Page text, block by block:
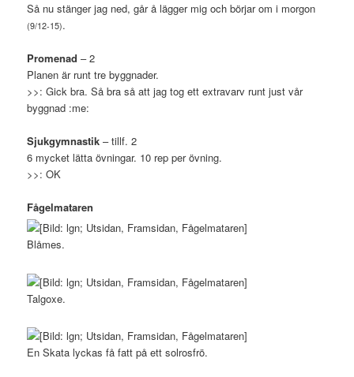
Så nu stänger jag ned, går å lägger mig och börjar om i morgon
(9/12-15).
Promenad – 2
Planen är runt tre byggnader.
>>: Gick bra. Så bra så att jag tog ett extravarv runt just vår
byggnad :me:
Sjukgymnastik – tillf. 2
6 mycket lätta övningar. 10 rep per övning.
>>: OK
Fågelmataren
Blåmes.
Talgoxe.
En Skata lyckas få fatt på ett solrosfrö.